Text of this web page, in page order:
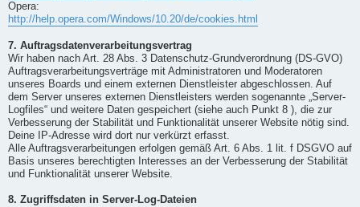
Opera:
http://help.opera.com/Windows/10.20/de/cookies.html
7. Auftragsdatenverarbeitungsvertrag
Wir haben nach Art. 28 Abs. 3 Datenschutz-Grundverordnung (DS-GVO)
Auftragsverarbeitungsverträge mit Administratoren und Moderatoren
unseres Boards und einem externen Dienstleister abgeschlossen. Auf
dem Server unseres externen Dienstleisters werden sogenannte „Server-
Logfiles“ und weitere Daten gespeichert (siehe auch Punkt 8 ), die zur
Verbesserung der Stabilität und Funktionalität unserer Website nötig sind.
Deine IP-Adresse wird dort nur verkürzt erfasst.
Alle Auftragsverarbeitungen erfolgen gemäß Art. 6 Abs. 1 lit. f DSGVO auf
Basis unseres berechtigten Interesses an der Verbesserung der Stabilität
und Funktionalität unserer Website.
8. Zugriffsdaten in Server-Log-Dateien